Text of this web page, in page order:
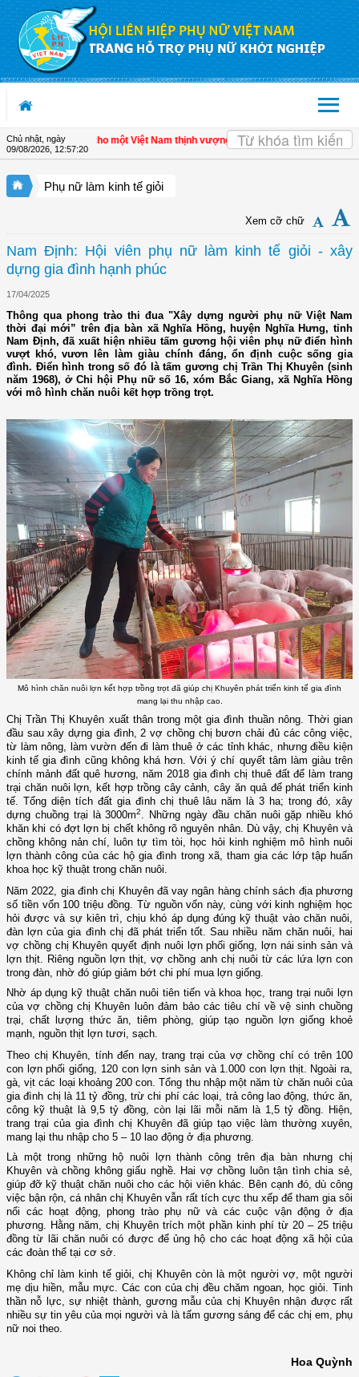
Truy cập nội dung luôn
Chủ nhật, ngày
09/08/2026 12:57:21
nhân - Đòn bẩy cho một Việt Nam thịnh vượng | Hội LHPN tỉnh Kiên Giang
Phụ nữ làm kinh tế giỏi
Xem cỡ chữ
Nam Định: Hội viên phụ nữ làm kinh tế giỏi - xây
dựng gia đình hạnh phúc
17/04/2025
Thông qua phong trào thi đua "Xây dựng người phụ nữ Việt Nam
thời đại mới” trên địa bàn xã Nghĩa Hồng, huyện Nghĩa Hưng, tỉnh
Nam Định, đã xuất hiện nhiều tấm gương hội viên phụ nữ điển hình
vượt khó, vươn lên làm giàu chính đáng, ổn định cuộc sống gia
đình. Điển hình trong số đó là tấm gương chị Trần Thị Khuyên (sinh
năm 1968), ở Chi hội Phụ nữ số 16, xóm Bắc Giang, xã Nghĩa Hồng
với mô hình chăn nuôi kết hợp trồng trọt.
Mô hình chăn nuôi lợn kết hợp trồng trọt đã giúp chị Khuyên phát triển kinh tế gia đình
mang lại thu nhập cao.
Chị Trần Thị Khuyên xuất thân trong một gia đình thuần nông. Thời gian
đầu sau xây dựng gia đình, 2 vợ chồng chị bươn chải đủ các công việc,
từ làm nông, làm vườn đến đi làm thuê ở các tỉnh khác, nhưngđiều kiện
kinh tế giađình cũng không kháhơn. Với ý chí quyết tâm làm giàu trên
chính mảnh đất quê hương, năm 2018 gia đình chị thuê đất để làm trang
trại chăn nuôi lợn, kết hợp trồng cây cảnh, cây ăn quả để phát triển kinh
tế. Tổng diện tích đất gia đình chị thuê lâu năm là 3 ha; trong đó, xây
dựng chuồng trại là 3000m2. Những ngày đầu chăn nuôi gặp nhiều khó
khăn khi có đợt lợn bị chết không rõ nguyên nhân. Dù vậy, chị Khuyên và
chồng không nản chí, luôn tự tìm tòi, học hỏi kinh nghiệmmô hìnhnuôi
lợnthành côngcủa các hộ gia đình trong xã, tham gia các lớp tập huấn
khoa học kỹ thuật trong chăn nuôi.
Năm 2022, gia đình chị Khuyên đã vay ngân hàng chính sách địa phương
số tiền vốn 100 triệu đồng. Từ nguồn vốn này, cùng với kinh nghiệm học
hỏi được và sự kiên trì, chịu khó áp dụng đúng kỹ thuật vào chăn nuôi,
đàn lợn của gia đình chị đã phát triển tốt. Sau nhiều năm chăn nuôi, hai
vợ chồng chị Khuyên quyết định nuôi lợn phối giống, lợn nái sinh sản và
lợn thịt. Riêng nguồn lợn thịt, vợ chồng anh chị nuôi từ các lứa ợn con
trong đàn, nhờ đó giúp giảm bớt chi phí mua lợn giống.
Nhờ áp dụng kỹ thuật chăn nuôi tiên tiến và khoa học, trang trại nuôi lợn
của vợ chồng chị Khuyên luôn đảm bảo các tiêu chí về vệ sinh chuồng
trại, chất lượng thức ăn, tiêm phòng, giúp tạo nguồn lợn giống khoẻ
mạnh, nguồn thịt lợn tươi, sạch.
Theo chị Khuyên, tính đến nay, trang trại của vợ chồng chí có trên 100
con lợn phối giống, 120 con lợn sinh sản và 1.000 con lợn thịt. Ngoài ra,
gà, vịt các loại khoảng 200 con. Tổng thu nhập một năm từ chăn nuôi của
gia đình chị là 11 tỷ đồng, trừ chi phí các loại, trả công lao động, thức ăn,
công kỹ thuật là 9,5 tỷ đồng, còn lại lãi mỗi năm là 1,5 tỷ đồng. Hiện,
trang trại của gia đình chị Khuyên đã giúp tạo việc làm thường xuyên,
mang lại thu nhập cho 5 – 10 lao động ở địa phương.
Là một trong những hộ nuôi lợn thành công trên địa bàn nhưng chị
Khuyên và chồng không giấu nghề. Hai vợ chồng luôn tận tình chia sẻ,
giúp đỡ kỹ thuật chăn nuôi cho các hội viên khác. Bên cạnh đó, dù công
việc bận rộn, cá nhân chị Khuyên vẫn rất tích cực thu xếp để tham gia sôi
nổi các hoạt động, phong trào phụ nữ và các cuộc vận động ở địa
phương. Hằng năm, chị Khuyên trích một phần kinh phí từ 20 – 25 triệu
đồng từ lãi chăn nuôi có được để ủng hộ cho các hoạt động xã hội của
các đoàn thể tại cơ sở.
Không chỉ làm kinh tế giỏi, chị Khuyên còn là một người vợ, một người
mẹ dịu hiền, mẫu mực. Các con của chị đều chăm ngoan, học giỏi. Tinh
thần nỗ lực, sự nhiệt thành, gương mẫu của chị Khuyên nhận được rất
nhiều sự tin yêu của mọi người và là tấm gương sáng để các chị em, phụ
nữ noi theo.
Hoa Quỳnh